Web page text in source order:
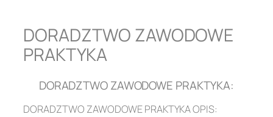
DORADZTWO ZAWODOWE
PRAKTYKA
DORADZTWO ZAWODOWE PRAKTYKA:
DORADZTWO ZAWODOWE PRAKTYKA OPIS: